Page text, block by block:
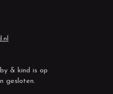
& kind is op
gesloten.